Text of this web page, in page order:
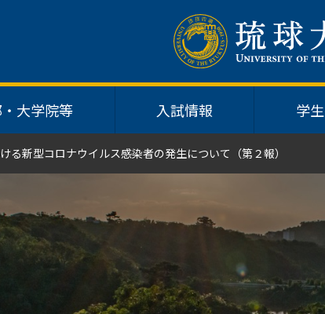
大学院等 入試情報 学
る新型コロナウイルス感染者の発生について（第２報）